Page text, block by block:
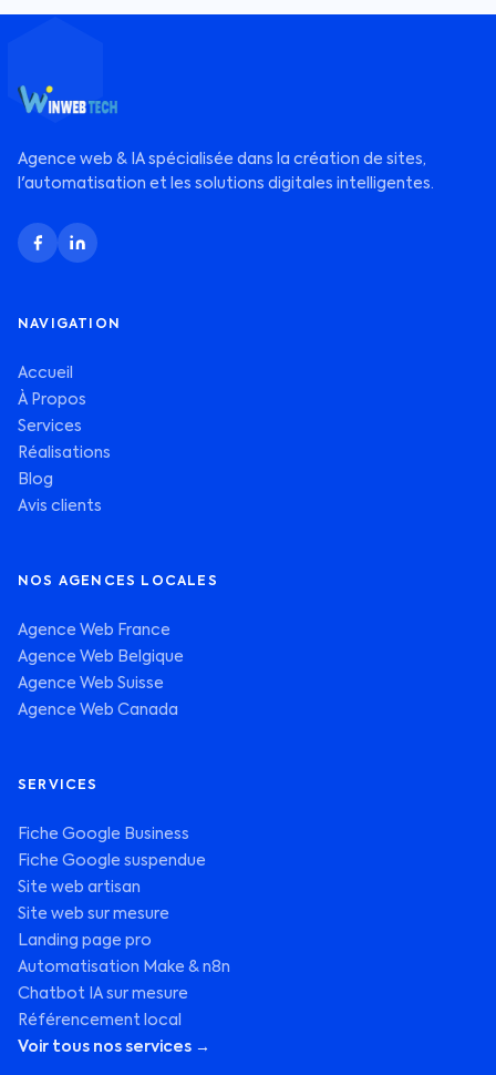
Agence web & IA spécialisée dans la création de sites,
l'automatisation et les solutions digitales intelligentes.
NAVIGATION
Accueil
À Propos
Services
Réalisations
Blog
Avis clients
NOS AGENCES LOCALES
Agence Web France
Agence Web Belgique
Agence Web Suisse
Agence Web Canada
SERVICES
Fiche Google Business
Fiche Google suspendue
Site web artisan
Site web sur mesure
Landing page pro
Automatisation Make & n8n
Chatbot IA sur mesure
Référencement local
Voir tous nos services →